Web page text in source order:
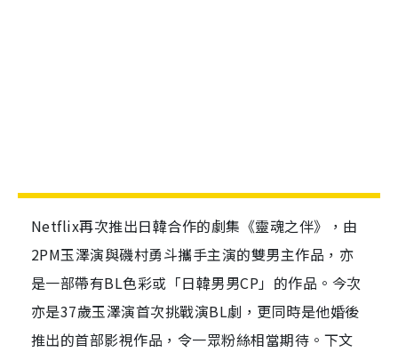
Netflix再次推出日韓合作的劇集《靈魂之伴》，由
2PM玉澤演與磯村勇斗攜手主演的雙男主作品，亦
是一部帶有BL色彩或「日韓男男CP」的作品。今次
亦是37歲玉澤演首次挑戰演BL劇，更同時是他婚後
推出的首部影視作品，令一眾粉絲相當期待。下文